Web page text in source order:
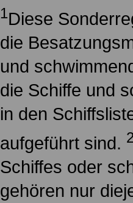
1Diese
die
und
die Schiffe und
in den
aufgeführt sind.
Schiffes oder
gehören nur